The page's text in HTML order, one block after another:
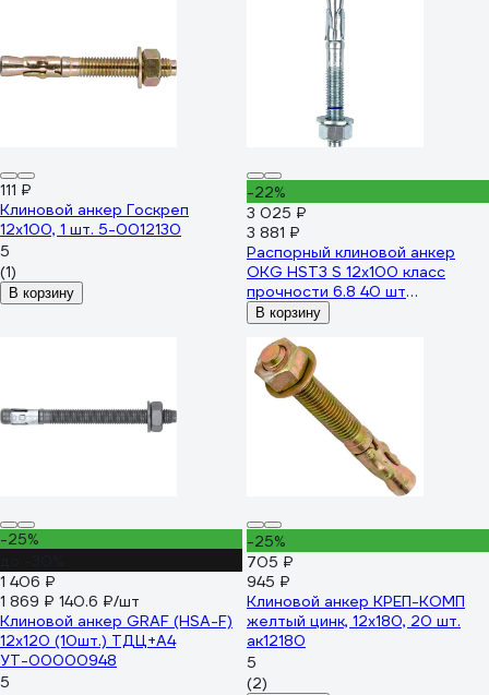
111 ₽
Клиновой анкер Госкреп
12х100, 1 шт. 5-0012130
5
(1)
В корзину
-22%
3 025 ₽
3 881 ₽
Распорный клиновой анкер
OKG HST3 S 12х100 класс
прочности 6.8 40 шт
812X100SZRP-BOX
В корзину
-25%
1 406 ₽
1 869 ₽ 140.6 ₽/шт
Клиновой анкер GRAF (HSA-F)
12x120 (10шт.) ТДЦ+А4
УТ-00000948
5
-25%
705 ₽
945 ₽
Клиновой анкер КРЕП-КОМП
желтый цинк, 12x180, 20 шт.
ак12180
5
(2)